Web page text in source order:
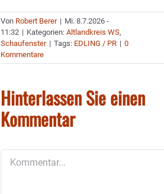
Von Robert Berer | Mi. 8.7.2026 -
11:32 | Kategorien:Altlandkreis WS,
Schaufenster | Tags: EDLING / PR | 0
Kommentare
Hinterlassen Sie einen
Kommentar